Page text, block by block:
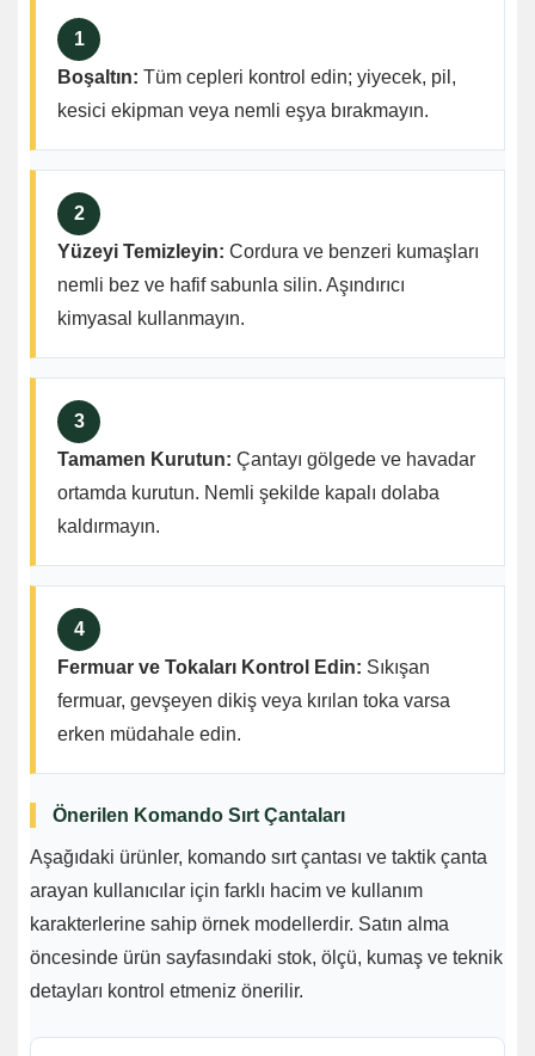
1
Boşaltın: Tüm cepleri kontrol edin; yiyecek, pil,
kesici ekipman veya nemli eşya bırakmayın.
2
Yüzeyi Temizleyin: Cordura ve benzeri kumaşları
nemli bez ve hafif sabunla silin. Aşındırıcı
kimyasal kullanmayın.
3
Tamamen Kurutun: Çantayı gölgede ve havadar
ortamda kurutun. Nemli şekilde kapalı dolaba
kaldırmayın.
4
Fermuar ve Tokaları Kontrol Edin: Sıkışan
fermuar, gevşeyen dikiş veya kırılan toka varsa
erken müdahale edin.
Önerilen Komando Sırt Çantaları
Aşağıdaki ürünler, komando sırt çantası ve taktik çanta
arayan kullanıcılar için farklı hacim ve kullanım
karakterlerine sahip örnek modellerdir. Satın alma
öncesinde ürün sayfasındaki stok, ölçü, kumaş ve teknik
detayları kontrol etmeniz önerilir.